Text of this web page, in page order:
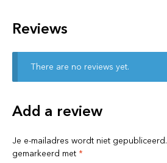
Reviews
There are no reviews yet.
Add a review
Je e-mailadres wordt niet gepubliceerd.
gemarkeerd met *